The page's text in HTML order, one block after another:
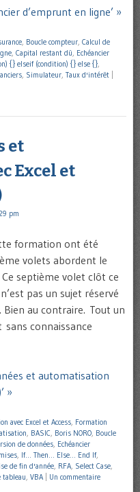
d’emprunt en ligne’ »
, Boucle compteur, Calcul de
, Capital restant dû, Echéancier
{} elseif (condition) {} else {},
, Simulateur, Taux d'intérêt
et
Excel et
pm
formation ont été
volets abordent le
septième volet clôt ce
pas un sujet réservé
au contraire. Tout un
sans connaissance
et automatisation
»
avec Excel et Access, Formation
, BASIC, Boris NORO, Boucle
de données, Echéancier
, If… Then… Else… End If,
de fin d'année, RFA, Select Case,
tableau, VBA Un commentaire